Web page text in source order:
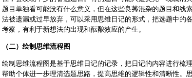
题目单独看可能没有什么意义，但在这些良莠混杂的题目和线
法被遗漏或过早放弃，可以采用思维日记的形式，把选题中的
考察，有利于新想法的出现和酝酿效应的产生。
（二）绘制思维流程图
绘制思维流程图是基于思维日记的记录，把日记的内容进行梳
帮助个体进一步理清选题思路，提高思维的逻辑性和清晰性。